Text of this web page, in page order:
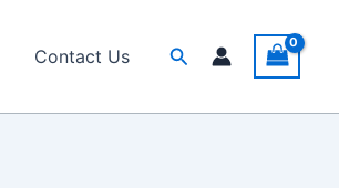
Contact Us Search